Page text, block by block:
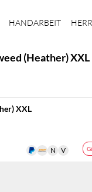
HANDARBEIT
(Heather) XXL
XXL